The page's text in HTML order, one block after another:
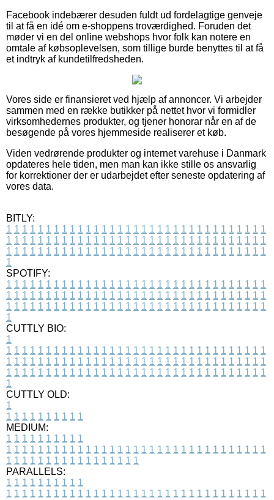
Facebook indebærer desuden fuldt ud fordelagtige genveje
til at få en idé om e-shoppens troværdighed. Foruden det
møder vi en del online webshops hvor folk kan notere en
omtale af købsoplevelsen, som tillige burde benyttes til at få
et indtryk af kundetilfredsheden.
Vores side er finansieret ved hjælp af annoncer. Vi arbejder
sammen med en række butikker på nettet hvor vi formidler
virksomhedernes produkter, og tjener honorar når en af de
besøgende på vores hjemmeside realiserer et køb.
Viden vedrørende produkter og internet varehuse i Danmark
opdateres hele tiden, men man kan ikke stille os ansvarlig
for korrektioner der er udarbejdet efter seneste opdatering af
vores data.
BITLY:
1 1 1 1 1 1 1 1 1 1 1 1 1 1 1 1 1 1 1 1 1 1 1 1 1 1 1 1 1 1 1 1 1
1 1 1 1 1 1 1 1 1 1 1 1 1 1 1 1 1 1 1 1 1 1 1 1 1 1 1 1 1 1 1 1 1
1 1 1 1 1 1 1 1 1 1 1 1 1 1 1 1 1 1 1 1 1 1 1 1 1 1 1 1 1 1 1 1 1
1
SPOTIFY:
1 1 1 1 1 1 1 1 1 1 1 1 1 1 1 1 1 1 1 1 1 1 1 1 1 1 1 1 1 1 1 1 1
1 1 1 1 1 1 1 1 1 1 1 1 1 1 1 1 1 1 1 1 1 1 1 1 1 1 1 1 1 1 1 1 1
1 1 1 1 1 1 1 1 1 1 1 1 1 1 1 1 1 1 1 1 1 1 1 1 1 1 1 1 1 1 1 1 1
1
CUTTLY BIO:
1
1 1 1 1 1 1 1 1 1 1 1 1 1 1 1 1 1 1 1 1 1 1 1 1 1 1 1 1 1 1 1 1 1
1 1 1 1 1 1 1 1 1 1 1 1 1 1 1 1 1 1 1 1 1 1 1 1 1 1 1 1 1 1 1 1 1
1 1 1 1 1 1 1 1 1 1 1 1 1 1 1 1 1 1 1 1 1 1 1 1 1 1 1 1 1 1 1 1 1
1
CUTTLY OLD:
1
1 1 1 1 1 1 1 1 1 1
MEDIUM:
1 1 1 1 1 1 1 1 1 1
1 1 1 1 1 1 1 1 1 1 1 1 1 1 1 1 1 1 1 1 1 1 1 1 1 1 1 1 1 1 1 1 1
1 1 1 1 1 1 1 1 1 1 1 1 1 1 1 1 1
PARALLELS:
1 1 1 1 1 1 1 1 1 1
1 1 1 1 1 1 1 1 1 1 1 1 1 1 1 1 1 1 1 1 1 1 1 1 1 1 1 1 1 1 1 1 1